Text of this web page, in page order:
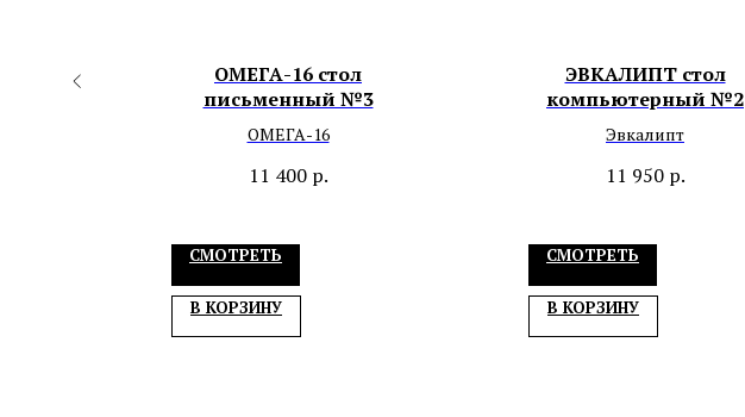
ОМЕГА-16 стол
письменный №3
ОМЕГА-16
11 400 р.
СМОТРЕТЬ
В КОРЗИНУ
ЭВКАЛИПТ стол
компьютерный №2
Эвкалипт
11 950 р.
СМОТРЕТЬ
В КОРЗИНУ